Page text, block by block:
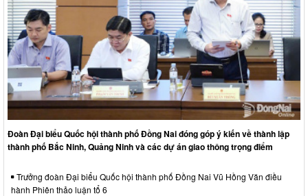
Đoàn Đại biểu Quốc hội thành phố Đồng Nai đóng góp ý kiến về thành lập
thành phố Bắc Ninh, Quảng Ninh và các dự án giao thông trọng điểm
Trưởng đoàn Đại biểu Quốc hội thành phố Đồng Nai Vũ Hồng Văn điều
hành Phiên thảo luận tổ 6